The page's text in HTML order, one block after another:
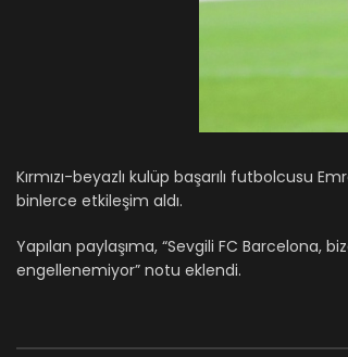
Kırmızı-beyazlı kulüp başarılı futbolcusu
binlerce etkileşim aldı.
Yapılan paylaşıma, “Sevgili FC Barcelona,
engellenemiyor” notu eklendi.